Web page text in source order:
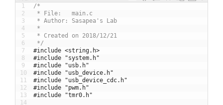
1
2
3
4
5
6
7
8
9
10
11
12
13
14
/*
* File:   main.c
* Author: Sasapea's Lab
*
* Created on 2018/12/21
*/
#include <string.h>
#include "system.h"
#include "usb.h"
#include "usb_device.h"
#include "usb_device_cdc.h"
#include "pwm.h"
#include "tmr0.h"